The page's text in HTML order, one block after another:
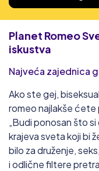
Planet Romeo
iskustva
Najveća zajednica
Ako ste gej,
romeo najlakše ćete
„Budi ponosan što si
krajeva sveta koji bi
bilo za druženje,
i odlične filtere